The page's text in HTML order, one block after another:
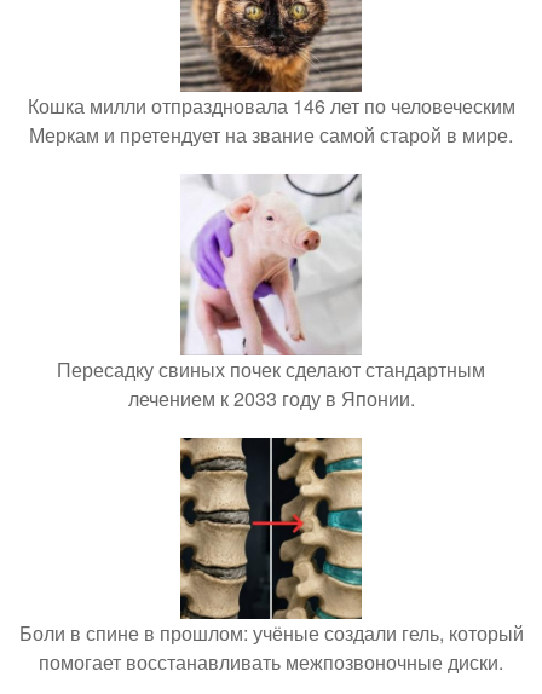
Кошка милли отпраздновала 146 лет по человеческим
Меркам и претендует на звание самой старой в мире.
Пересадку свиных почек сделают стандартным
лечением к 2033 году в Японии.
Боли в спине в прошлом: учёные создали гель, который
помогает восстанавливать межпозвоночные диски.